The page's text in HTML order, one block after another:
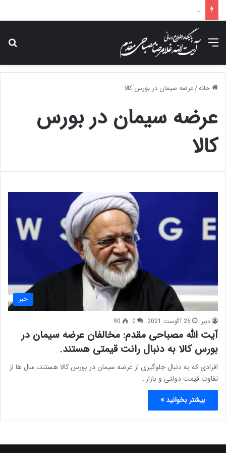
منو
خانه/عرضه سیمان در بورس کالا
عرضه سیمان در بورس
کالا
خبر
دبیر 26 آگوست 2021 0
90
آیت الله مصباحی مقدم: مخالفان عرضه سیمان در
بورس کالا به دنبال رانت قیمتی هستند.
افرادی که به دنبال جلوگیری از عرضه سیمان در بورس کالا هستند، سال ها از
تفاوت قیمت دولتی و بازار…
بیشتر بخوانید »